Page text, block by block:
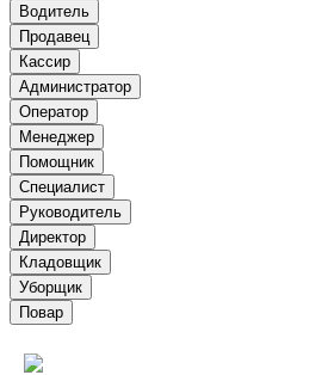
Водитель
Продавец
Кассир
Администратор
Оператор
Менеджер
Помощник
Специалист
Руководитель
Директор
Кладовщик
Уборщик
Повар